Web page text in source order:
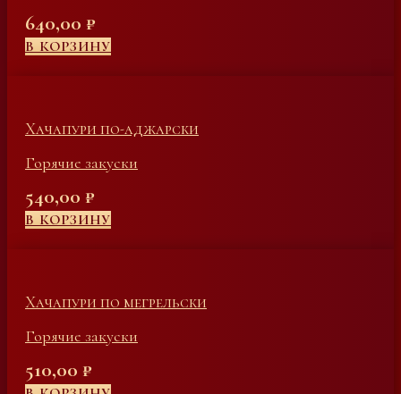
640,00 ₽
В КОРЗИНУ
Хачапури по-аджарски
Горячие закуски
540,00 ₽
В КОРЗИНУ
Хачапури по мегрельски
Горячие закуски
510,00 ₽